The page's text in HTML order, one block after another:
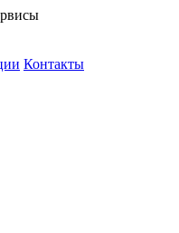
Контакты